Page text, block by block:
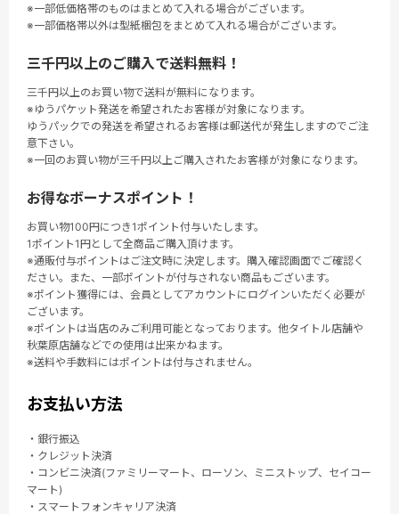
※一部低価格帯のものはまとめて入れる場合がございます。
※一部価格帯以外は型紙梱包をまとめて入れる場合がございます。
三千円以上のご購入で送料無料！
三千円以上のお買い物で送料が無料になります。
※ゆうパケット発送を希望されたお客様が対象になります。
ゆうパックでの発送を希望されるお客様は郵送代が発生しますのでご注
意下さい。
※一回のお買い物が三千円以上ご購入されたお客様が対象になります。
お得なボーナスポイント！
お買い物100円につき1ポイント付与いたします。
1ポイント1円として全商品ご購入頂けます。
※通販付与ポイントはご注文時に決定します。購入確認画面でご確認く
ださい。また、一部ポイントが付与されない商品もございます。
※ポイント獲得には、会員としてアカウントにログインいただく必要が
ございます。
※ポイントは当店のみご利用可能となっております。他タイトル店舗や
秋葉原店舗などでの使用は出来かねます。
※送料や手数料にはポイントは付与されません。
お支払い方法
・銀行振込
・クレジット決済
・コンビニ決済(ファミリーマート、ローソン、ミニストップ、セイコー
マート)
・スマートフォンキャリア決済